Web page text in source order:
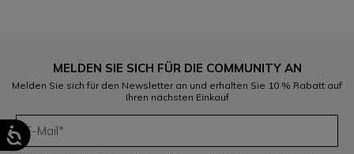
MELDEN SIE SICH FÜR DIE COMMUNITY AN
Melden Sie sich für den Newsletter an und erhalten Sie 10 % Rabatt auf
Ihren nächsten Einkauf